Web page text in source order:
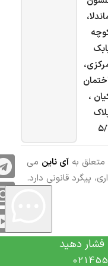
،
۱
به آی ناین می
پیگرد قانونی دارد.
فشار دهید